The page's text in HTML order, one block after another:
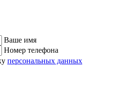
Ваше имя
Номер телефона
персональных данных